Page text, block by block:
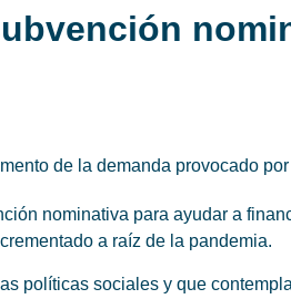
de la demanda provocado
nominativa para ayudar a
a raíz de la pandemia.
políticas sociales y que